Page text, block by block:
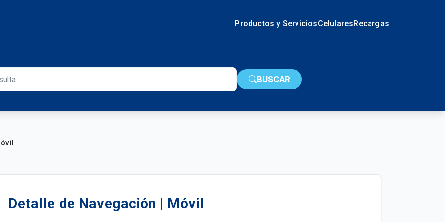
Productos y ServiciosCelularesRecargas
BUSCAR
Detalle de Navegación | Móvil